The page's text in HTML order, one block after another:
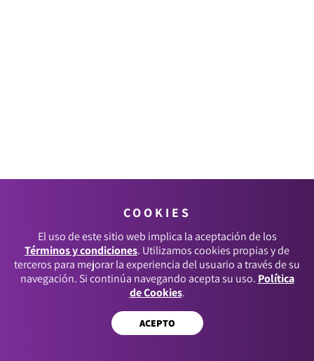
COOKIES
El uso de este sitio web implica la aceptación de los
Términos y condiciones. Utilizamos cookies propias y de
terceros para mejorar la experiencia del usuario a través de su
navegación. Si continúa navegando acepta su uso. Política
de Cookies.
ACEPTO